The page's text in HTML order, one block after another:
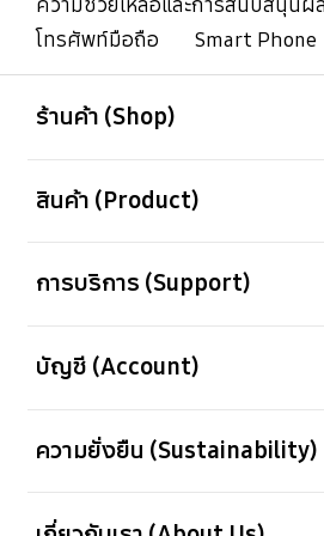
โทรศัพท์มือถือ
Smart Phone
ร้านค้า (Shop)
สินค้า (Product)
การบริการ (Support)
บัญชี (Account)
ความยั่งยืน (Sustainability)